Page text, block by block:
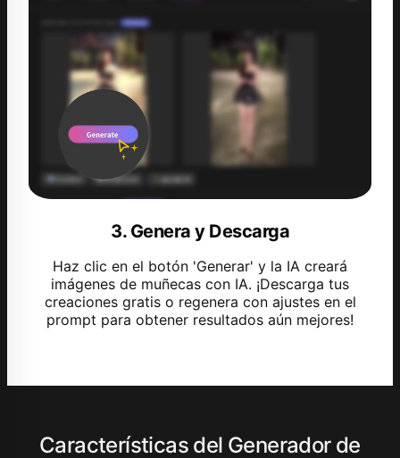
3. Genera y Descarga
Haz clic en el botón 'Generar' y la IA creará
imágenes de muñecas con IA. ¡Descarga tus
creaciones gratis o regenera con ajustes en el
prompt para obtener resultados aún mejores!
Características del Generador de